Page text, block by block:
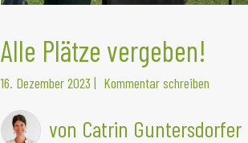
Alle Plätze vergeben!
16. Dezember 2023 | Kommentar schreiben
von Catrin Guntersdorfer